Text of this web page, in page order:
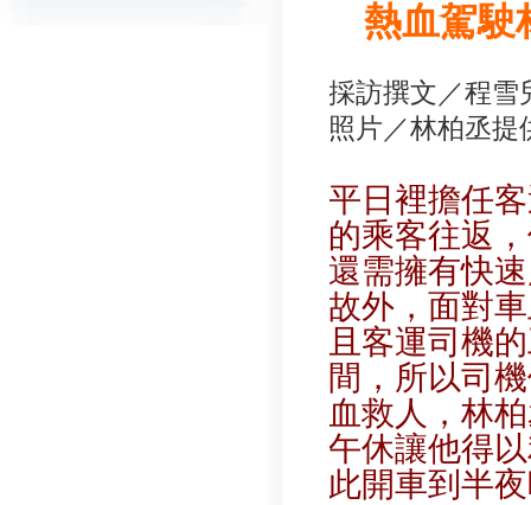
熱血駕
採訪撰文／程雪
照片／林柏丞提
平日裡擔任
的乘客往返
還需擁有快
故外，面對
且客運司機
間，所以司
血救人，林
午休讓他得
此開車到半